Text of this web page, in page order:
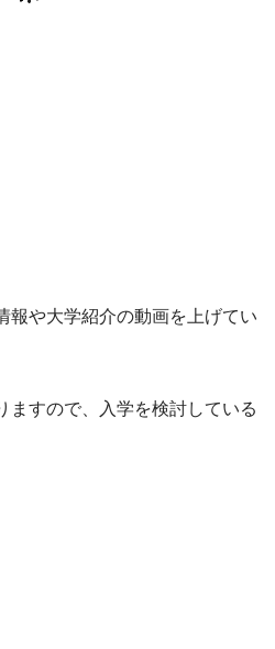
報や大学紹介の動画を上げてい
ますので、入学を検討している